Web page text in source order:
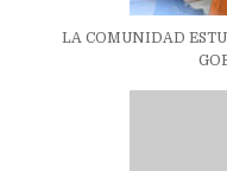
LA COMUNIDAD